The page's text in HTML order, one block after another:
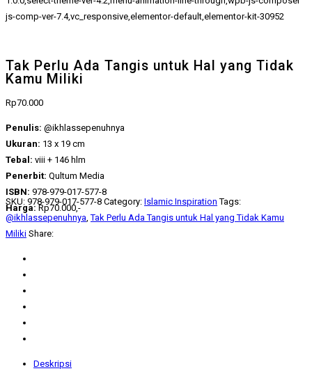
js-comp-ver-7.4,vc_responsive,elementor-default,elementor-kit-30952
Tak Perlu Ada Tangis untuk Hal yang Tidak
Kamu Miliki
Rp70.000
Penulis: @ikhlassepenuhnya
Ukuran: 13 x 19 cm
Tebal: viii + 146 hlm
Penerbit: Qultum Media
ISBN: 978-979-017-577-8
Harga: Rp70.000,-
SKU: 978-979-017-577-8 Category: Islamic Inspiration Tags:
@ikhlassepenuhnya Tak Perlu Ada Tangis untuk Hal yang Tidak Kamu
Miliki Share:
Deskripsi